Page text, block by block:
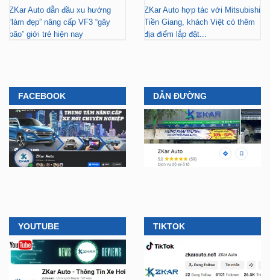
ZKar Auto dẫn đầu xu hướng
“làm đẹp” nâng cấp VF3 “gây
bão” giới trẻ hiện nay
ZKar Auto hợp tác với Mitsubishi
Tiền Giang, khách Việt có thêm
địa điểm lắp đặt...
FACEBOOK DẪN ĐƯỜNG
YOUTUBE TIKTOK